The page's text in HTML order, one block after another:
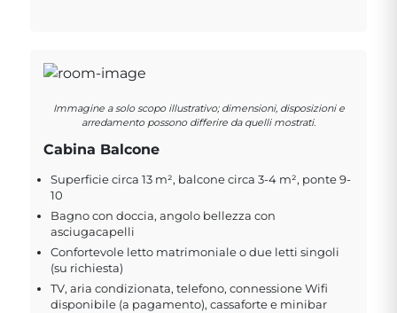
Immagine a solo scopo illustrativo; dimensioni, disposizioni e
arredamento possono differire da quelli mostrati.
Cabina Balcone
Superficie circa 13 m², balcone circa 3-4 m², ponte 9-
10
Bagno con doccia, angolo bellezza con
asciugacapelli
Confortevole letto matrimoniale o due letti singoli
(su richiesta)
TV, aria condizionata, telefono, connessione Wifi
disponibile (a pagamento), cassaforte e minibar